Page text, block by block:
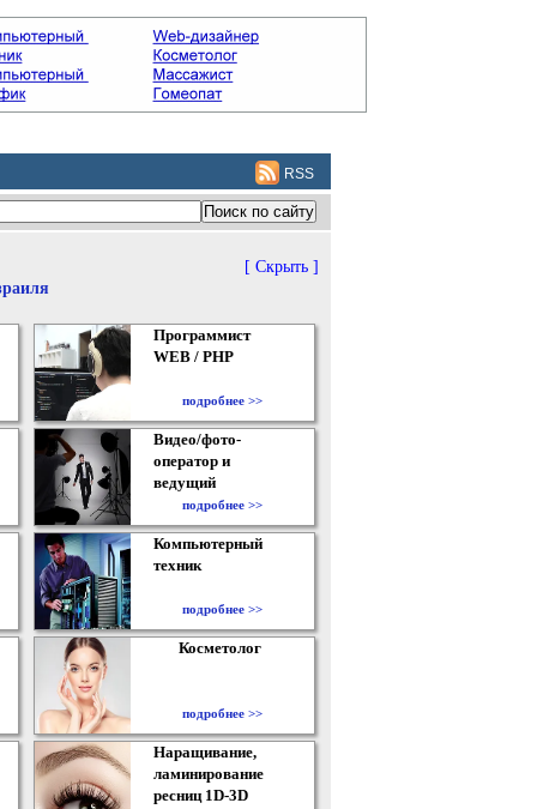
RSS
[ Скрыть ]
Программист
WEB / PHP
подробнее >>
Видео/фото-
оператор и
ведущий
подробнее >>
Компьютерный
техник
подробнее >>
Косметолог
подробнее >>
Наращивание,
ламинирование
ресниц 1D-3D